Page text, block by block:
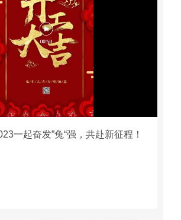
一起奋发”兔“强，共赴新征程！